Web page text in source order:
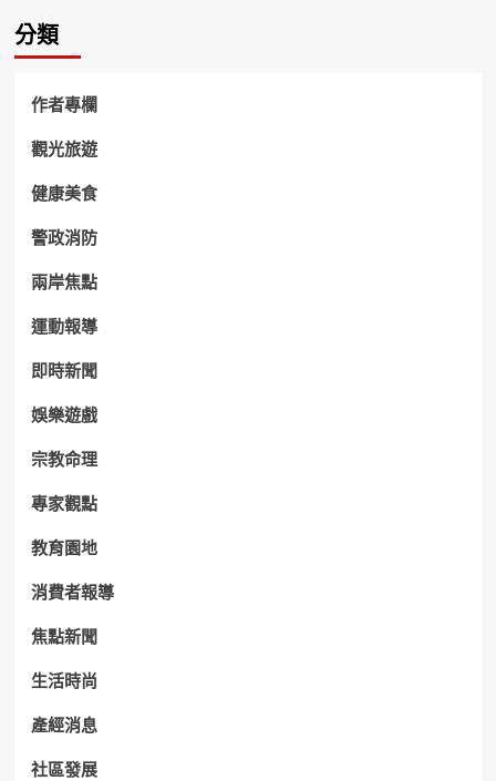
分類
作者專欄
觀光旅遊
健康美食
警政消防
兩岸焦點
運動報導
即時新聞
娛樂遊戲
宗教命理
專家觀點
教育園地
消費者報導
焦點新聞
生活時尚
產經消息
社區發展